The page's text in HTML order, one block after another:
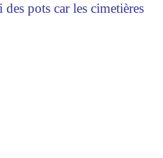
pots car les cimetières